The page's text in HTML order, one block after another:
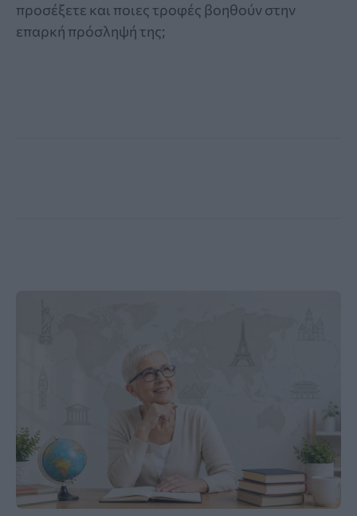
προσέξετε και ποιες τροφές βοηθούν στην
επαρκή πρόσληψή της;